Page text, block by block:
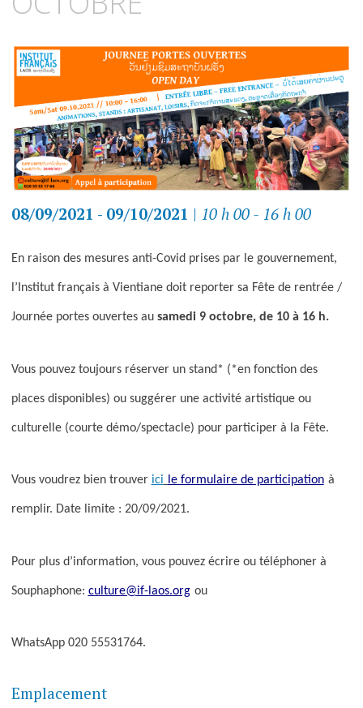
08/09/2021 - 09/10/2021 | 10 h 00 - 16 h 00
En raison des mesures anti-Covid prises par le gouvernement,
l’Institut français à Vientiane doit reporter sa Fête de rentrée /
Journée portes ouvertes au samedi 9 octobre, de 10 à 16 h.
Vous pouvez toujours réserver un stand* (*en fonction des
places disponibles) ou suggérer une activité artistique ou
culturelle (courte démo/spectacle) pour participer à la Fête.
Vous voudrez bien trouver ici le formulaire de participation à
remplir. Date limite : 20/09/2021.
Pour plus d’information, vous pouvez écrire ou téléphoner à
Souphaphone: culture@if-laos.org ou
WhatsApp 020 55531764.
Emplacement